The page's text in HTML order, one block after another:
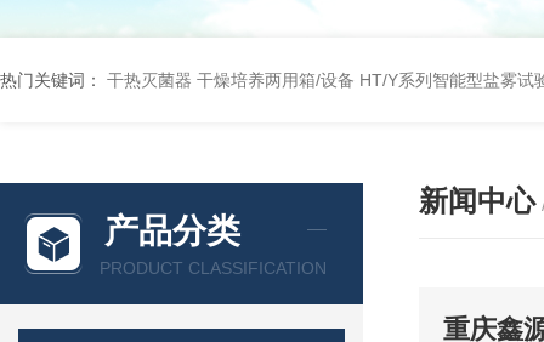
热门关键词： 干热灭菌器 干燥培养两用箱/设备 HT/Y系列智能型盐雾试
产品分类
PRODUCT CLASSIFICATION
新闻中心
重庆鑫